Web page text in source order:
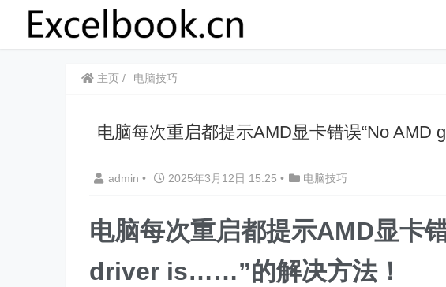
主页 电脑技巧
电脑每次重启都提示AMD显卡错误“No AMD
admin • 2025年3月12日 15:25 • 电脑技巧
电脑每次重启都提示AMD显卡
driver is……”的解决方法！